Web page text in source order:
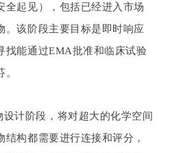
全起见），包括已经进入市场
。该阶段主要目标是即时响应
找能通过EMA批准和临床试验
计阶段，将对超大的化学空间
构都需要进行连接和评分，